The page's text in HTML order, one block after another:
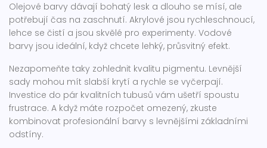
Olejové barvy dávají bohatý lesk a dlouho se mísí, ale
potřebují čas na zaschnutí. Akrylové jsou rychleschnoucí,
lehce se čistí a jsou skvělé pro experimenty. Vodové
barvy jsou ideální, když chcete lehký, průsvitný efekt.
Nezapomeňte taky zohlednit kvalitu pigmentu. Levnější
sady mohou mít slabší krytí a rychle se vyčerpají.
Investice do pár kvalitních tubusů vám ušetří spoustu
frustrace. A když máte rozpočet omezený, zkuste
kombinovat profesionální barvy s levnějšími základními
odstíny.